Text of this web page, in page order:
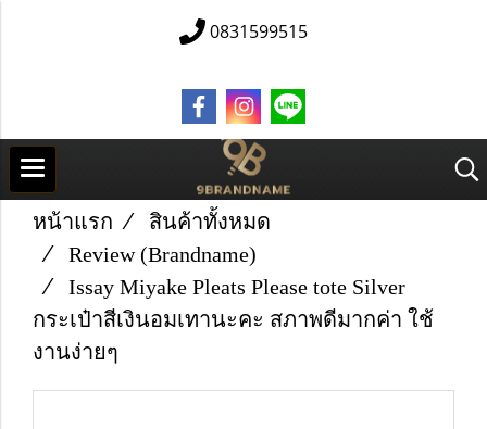
0831599515
หน้าแรก
สินค้าทั้งหมด
Review (Brandname)
Issay Miyake Pleats Please tote Silver
กระเป๋าสีเงินอมเทานะคะ สภาพดีมากค่า ใช้
งานง่ายๆ